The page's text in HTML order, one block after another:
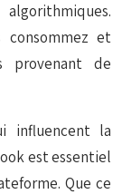
et
provenant de
influencent la
est essentiel
Que ce